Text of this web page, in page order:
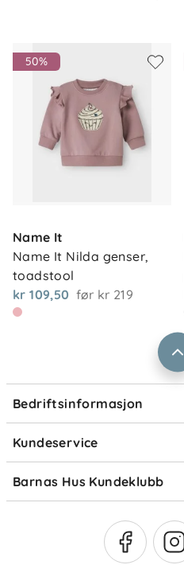
50%
Name It
Name It Nilda genser,
toadstool
kr 109,50 før kr 219
Bedriftsinformasjon
Våre butikker
Vårt samfunnsansvar
Jobbe i Barnas Hus
Størrelsesguider
Kundeservice
Frakt og levering
Retur og reklamasjon
Salgsbetingelser
Ofte stilte spørsmål
Om Klarna
Barnas Hus Kundeklubb
Medlemsvilkår